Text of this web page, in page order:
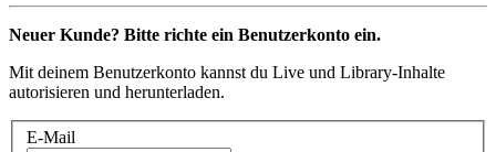
Neuer Kunde? Bitte richte ein Benutzerkonto ein.
Mit deinem Benutzerkonto kannst du Live und Library-Inhalte
autorisieren und herunterladen.
E-Mail